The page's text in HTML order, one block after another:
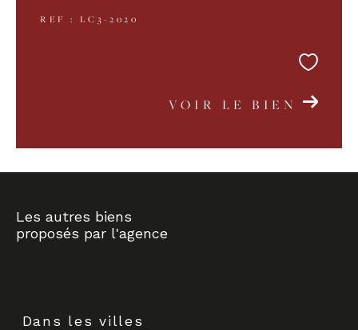
REF : LC3-2020
VOIR LE BIEN
Les autres biens
proposés par l'agence
Dans les villes